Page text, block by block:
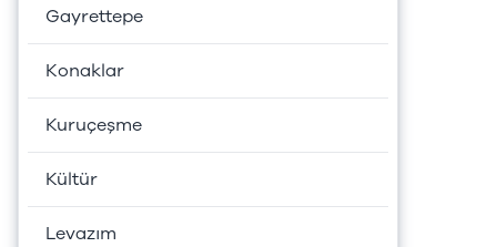
Gayrettepe
Konaklar
Kuruçeşme
Kültür
Levazım